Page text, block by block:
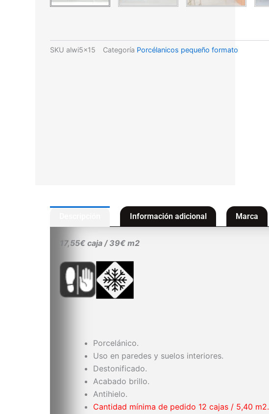
SKU alwi5x15 Categoría Porcélanicos pequeño formato
Información adicional Marca
17,55€ caja / 39€ m2
Porcelánico.
Uso en paredes y suelos interiores.
Destonificado.
Acabado brillo.
Antihielo.
Cantidad mínima de pedido 12 cajas / 5,40 m2.